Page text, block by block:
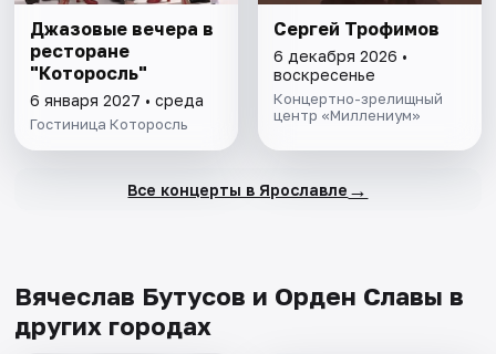
Джазовые вечера в
ресторане
"Которосль"
6 января 2027 • среда
Гостиница Которосль
Сергей Трофимов
6 декабря 2026 •
воскресенье
Концертно-зрелищный
центр «Миллениум»
Все концерты в Ярославле →
Вячеслав Бутусов и Орден Славы в
других городах